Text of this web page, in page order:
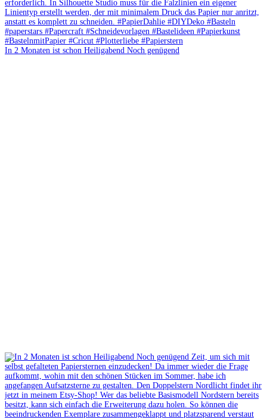
In 2 Monaten ist schon Heiligabend Noch genügend